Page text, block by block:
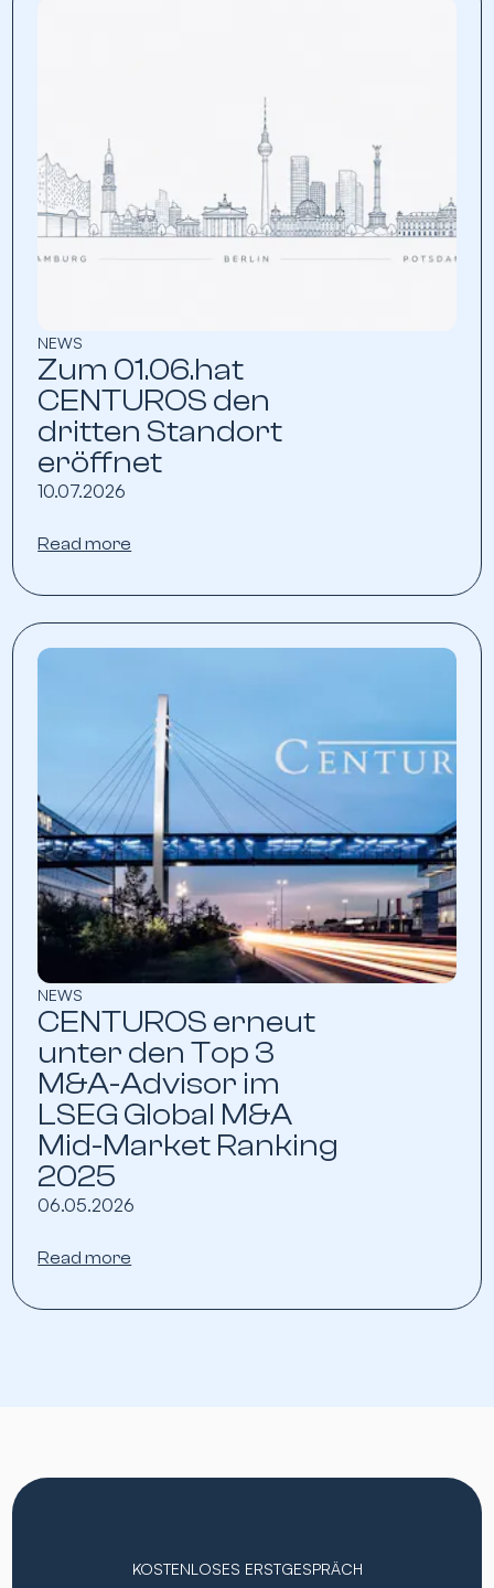
NEWS
Zum 01.06.hat
CENTUROS den
dritten Standort
eröffnet
10.07.2026
Read more
NEWS
CENTUROS erneut
unter den Top 3
M&A-Advisor im
LSEG Global M&A
Mid-Market Ranking
2025
06.05.2026
Read more
KOSTENLOSES ERSTGESPRÄCH